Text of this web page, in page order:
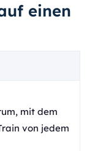
einen
mit dem
von jedem